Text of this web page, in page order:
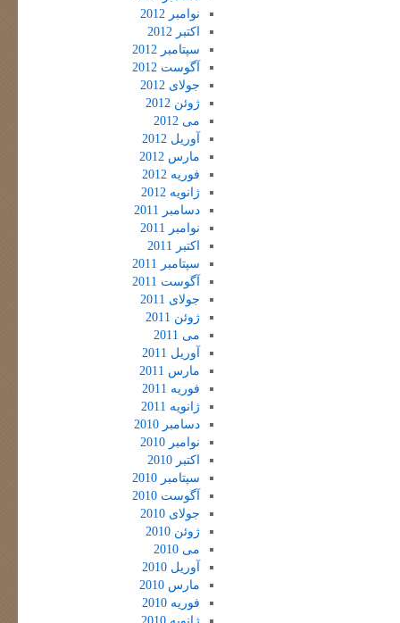
نوامبر 2012
اکتبر 2012
سپتامبر 2012
آگوست 2012
جولای 2012
ژوئن 2012
می 2012
آوریل 2012
مارس 2012
فوریه 2012
ژانویه 2012
دسامبر 2011
نوامبر 2011
اکتبر 2011
سپتامبر 2011
آگوست 2011
جولای 2011
ژوئن 2011
می 2011
آوریل 2011
مارس 2011
فوریه 2011
ژانویه 2011
دسامبر 2010
نوامبر 2010
اکتبر 2010
سپتامبر 2010
آگوست 2010
جولای 2010
ژوئن 2010
می 2010
آوریل 2010
مارس 2010
فوریه 2010